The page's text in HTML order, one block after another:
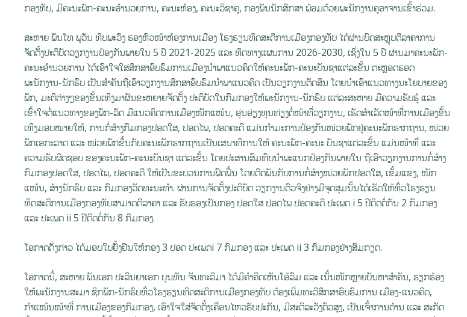
ກອງທັບ, ມີຄະນະພັກ-ຄະນະອຳນວຍການ, ຄະນະຫ້ອງ, ຄະນະວິຊາຄູ, ກອງພັນນັກສຶກສາ ພ້ອມດ້ວຍພະນັກງານຄູອາຈານເຂົ້າຮ່ວມ.
ສະຫາຍ ພັນໂທ ພູວັນ ທິບພະວົງ ຮອງຫົວໜ້າຫ້ອງການເມືອງ ໂຮງຮຽນທິດສະດີການເມືອງກອງທັບ ໄດ້ຜ່ານບົດສະຫຼຸບຕີລາຄາການ
ຈັດຕັ້ງປະຕິບັດວຽກງານປ້ອງກັນພາຍໃນ 5 ປີ 2021-2025 ແລະ ທິດທາງແຜນການ 2026-2030, ເຊິ່ງໃນ 5 ປີ ຜ່ານມາຄະນະພັກ-
ຄະນະອໍານວຍການ ໄດ້ເອົາໃຈໃສ່ສຶກສາອົບຮົມການເມືອງນໍາພາແນວຄິດໃຫ້ຄະນະພັກ-ຄະນະບັນຊາແຕ່ລະຂັ້ນ ຕະຫຼອດຮອດ
ພະນັກງານ-ນັກຮົບ ເປັນສໍາຄັນຖືເອົາວຽກງານສຶກສາອົບຮົມນໍາພາແນວຄິດ ເປັນວຽກງານຕັດສິນ ໂດຍນໍາເອົາແນວທາງນະໂຍບາຍຂອງ
ພັກ, ມະຕິຕ່າງໆຂອງຂັ້ນເທິງມາຜັນຂະຫຍາຍຈັດຕັ້ງ ປະຕິບັດໃນກົມກອງໃຫ້ພະນັກງານ-ນັກຮົບ ແຕ່ລະສະຫາຍ ມີຄວາມຮັບຮູ້ ແລະ
ເຂົ້າໃຈຕໍ່ແນວທາງຂອງພັກ-ລັດ ມີແນວຄິດການເມືອງໜັກແໜ້ນ, ອຸ່ນອ່ຽງທຸນທ່ຽງຕໍ່ໜ້າທີ່ວຽກງານ, ເຮັດສຳເລັດໜ້າທີ່ການເມືອງຂັ້ນ
ເທິງມອບໝາຍໃຫ້, ການກໍ່ສ້າງກົມກອງປອດໃສ, ປອດໄພ, ປອດຄະດີ ແມ່ນກໍາມະການປ້ອງກັນໜ່ວຍພັກຢູ່ຄະນະພັກຮາກຖານ, ໜ່ວຍ
ພັກເອກະລາດ ແລະ ໜ່ວຍພັກຂຶ້ນກັບຄະນະພັກຮາກຖານເປັນເສນາທິການໃຫ້ ຄະນະພັກ-ຄະນະ ບັນຊາແຕ່ລະຂັ້ນ ແມ່ນໜ້າທີ່ ແລະ
ຄວາມຮັບຜິດຊອບ ຂອງຄະນະພັກ-ຄະນະບັນຊາ ແຕ່ລະຂັ້ນ ໂດຍປະສານສົມທົບນໍາພະແນກປ້ອງກັນພາຍໃນ ຖືເອົາວຽກງານການກໍ່ສ້າງ
ກົມກອງປອດໃສ, ປອດໄພ, ປອດຄະດີ ໃຫ້ເປັນຂະບວນການຟົດຟື້ນ ໂດຍຕິດພັນກັບການກໍ່ສ້າງໜ່ວຍພັກປອດໃສ, ເຂັ້ມແຂງ, ໜັກ
ແໜ້ນ, ສ້າງນັກຮົບ ແລະ ກົມກອງວັດທະນະທຳ. ຜ່ານການຈັດຕັ້ງປະຕິບັດ ວຽກງານຕົວຈິງຢ່າງມີຈຸດສຸມນັ້ນໄດ້ເຮັດໃຫ້ທົ່ວໂຮງຮຽນ
ທິດສະດີການເມືອງກອງທັບສາມາດຕີລາຄາ ແລະ ຮັບຮອງເປັນກອງ ປອດໃສ ປອດໄພ ປອດຄະດີ ປະເພດ i 5 ປີຕິດຕໍ່ກັນ 2 ກົມກອງ
ແລະ ປະເພດ ii 5 ປີຕິດຕໍ່ກັນ 8 ກົມກອງ.
ໂອກາດດັ່ງກ່າວ ໄດ້ມອບໃບຢັ້ງຢືນໃຫ້ກອງ 3 ປອດ ປະເພດi 7 ກົມກອງ ແລະ ປະເພດ ii 3 ກົມກອງຢ່າງສົມກຽດ.
ໂອກາດນີ້, ສະຫາຍ ພັນເອກ ປະລິນຍາເອກ ບຸນທັນ ຈັນທະລີມາ ໄດ້ມີຄຳຄິດເຫັນໂອ້ລົມ ແລະ ເນັ້ນໜັກຫຼາຍບັນຫາສຳຄັນ, ຮຽກຮ້ອງ
ໃຫ້ພະນັກງານສະມາ ຊິກພັກ-ນັກຮົບທົ່ວໂຮງຮຽນທິດສະດີການເມືອງກອງທັບ ຕ້ອງເພີ່ມທະວີສຶກສາອົບຮົມການ ເມືອງ-ແນວຄິດ,
ກຳແໜ້ນໜ້າທີ່ ການເມືອງຂອງກົມກອງ, ເອົາໃຈໃສ່ຈັດຕັ້ງເຄື່ອນໄຫວຮັບປະກັນ, ມີສະຕິລະວັງຕົວສູງ, ເປັນເຈົ້າການຕ້ານ ແລະ ສະກັດ